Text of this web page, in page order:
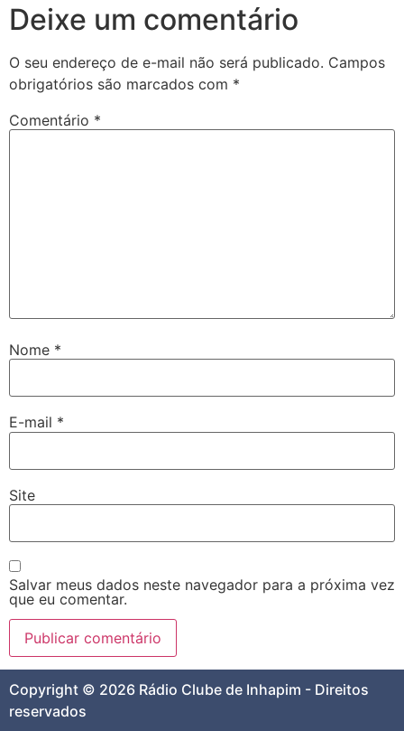
Deixe um comentário
O seu endereço de e-mail não será publicado. Campos
obrigatórios são marcados com *
Comentário *
Nome *
E-mail *
Site
Salvar meus dados neste navegador para a próxima vez
que eu comentar.
Copyright © 2026 Rádio Clube de Inhapim - Direitos
reservados